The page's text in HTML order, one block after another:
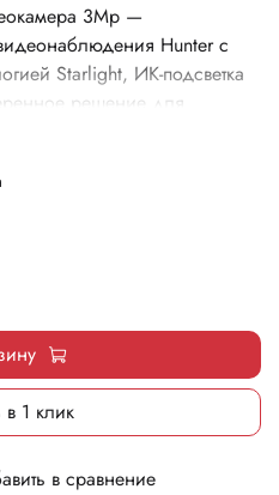
в сравнение
3Mp —
Hunter с
Starlight, ИК-подсветка
решение для
в 1 клик